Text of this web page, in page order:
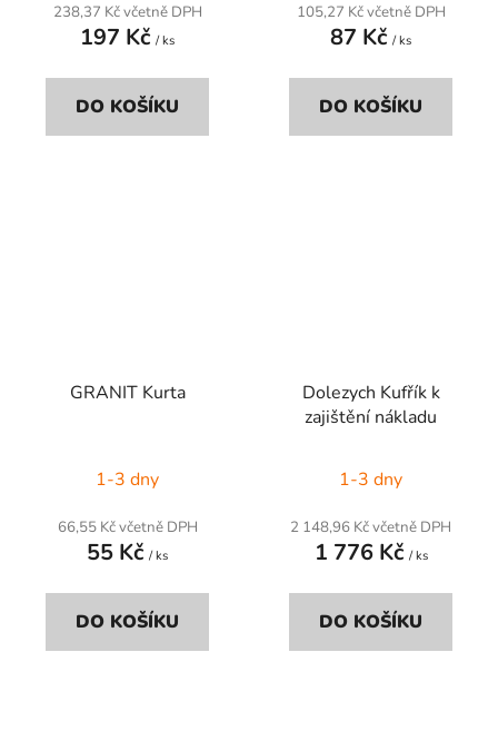
238,37 Kč včetně DPH
197 Kč / ks
DO KOŠÍKU
105,27 Kč včetně DPH
87 Kč / ks
DO KOŠÍKU
GRANIT Kurta
1-3 dny
66,55 Kč včetně DPH
55 Kč / ks
DO KOŠÍKU
Dolezych Kufřík k
zajištění nákladu
1-3 dny
2 148,96 Kč včetně DPH
1 776 Kč / ks
DO KOŠÍKU